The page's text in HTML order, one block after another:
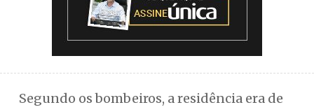
Segundo os bombeiros, a residência era de